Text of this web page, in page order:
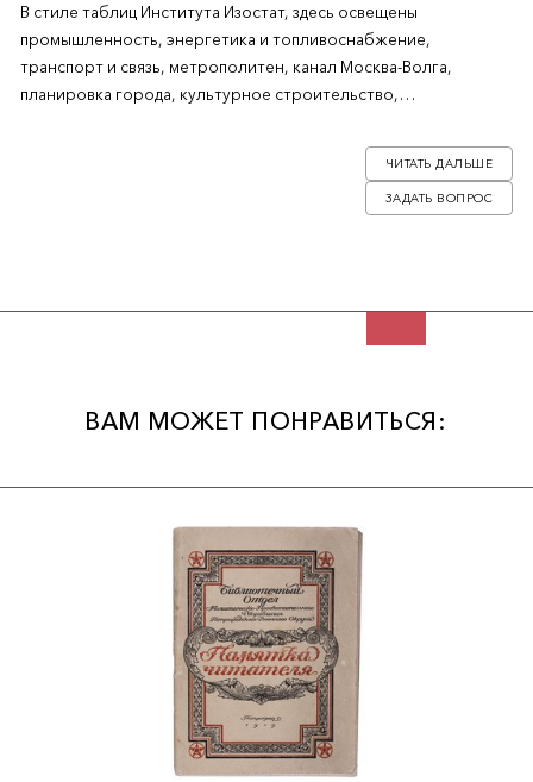
В стиле таблиц Института Изостат, здесь освещены
промышленность, энергетика и топливоснабжение,
транспорт и связь, метрополитен, канал Москва-Волга,
планировка города, культурное строительство,
области. Множество фотографий и инфографики в тексте, на
отдельных листах схемы, портреты партийных лидеров и
плакатов, портретов, составитель монографий о художниках-
ЗАДАТЬ ВОПРОС
ЧИТАТЬ ДАЛЬШЕ
ВАМ МОЖЕТ ПОНРАВИТЬСЯ: